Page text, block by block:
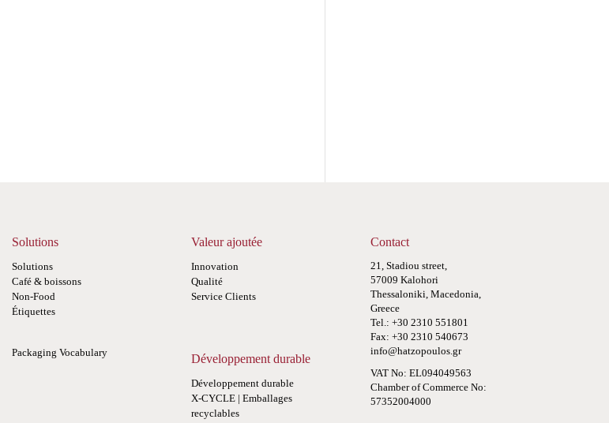
Solutions
Solutions
Café & boissons
Non-Food
Étiquettes
Packaging Vocabulary
Valeur ajoutée
Innovation
Qualité
Service Clients
Développement durable
Développement durable
X-CYCLE | Emballages
recyclables
Contact
21, Stadiou street,
57009 Kalohori
Thessaloniki, Macedonia,
Greece
Tel.: +30 2310 551801
Fax: +30 2310 540673
info@hatzopoulos.gr
VAT No: EL094049563
Chamber of Commerce No:
57352004000